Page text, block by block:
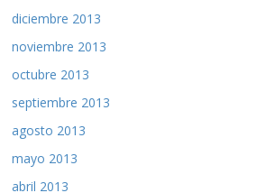
diciembre 2013
noviembre 2013
octubre 2013
septiembre 2013
agosto 2013
mayo 2013
abril 2013